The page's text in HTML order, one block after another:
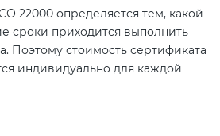
22000 определяется тем, какой
сроки приходится выполнить
Поэтому стоимость сертификата
индивидуально для каждой